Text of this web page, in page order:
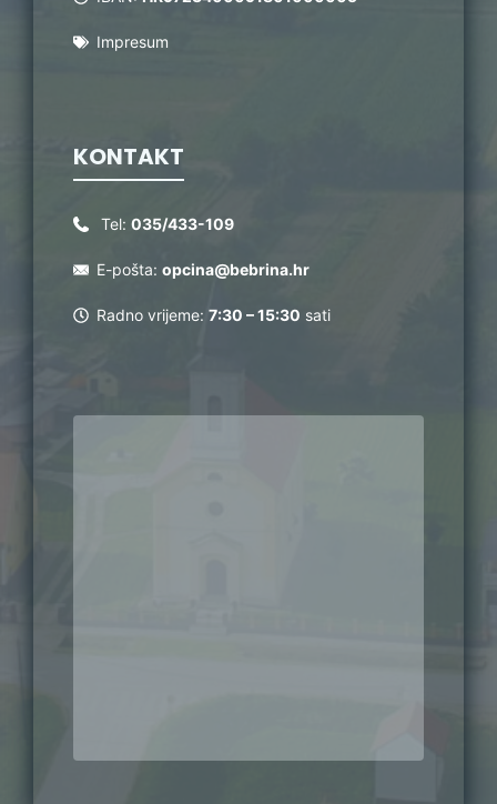
Impresum
KONTAKT
Tel: 035/433-109
E-pošta: opcina@bebrina.hr
Radno vrijeme: 7:30 – 15:30 sati